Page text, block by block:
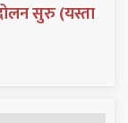
सुरु (यस्ता